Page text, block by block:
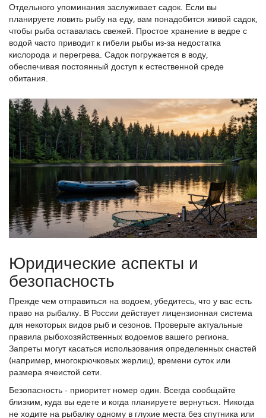
Отдельного упоминания заслуживает садок. Если вы
планируете ловить рыбу на еду, вам понадобится живой садок,
чтобы рыба оставалась свежей. Простое хранение в ведре с
водой часто приводит к гибели рыбы из-за недостатка
кислорода и перегрева. Садок погружается в воду,
обеспечивая постоянный доступ к естественной среде
обитания.
Юридические аспекты и
безопасность
Прежде чем отправиться на водоем, убедитесь, что у вас есть
право на рыбалку. В России действует лицензионная система
для некоторых видов рыб и сезонов. Проверьте актуальные
правила рыбохозяйственных водоемов вашего региона.
Запреты могут касаться использования определенных снастей
(например, многокрючковых жерлиц), времени суток или
размера ячеистой сети.
Безопасность - приоритет номер один. Всегда сообщайте
близким, куда вы едете и когда планируете вернуться. Никогда
не ходите на рыбалку одному в глухие места без спутника или